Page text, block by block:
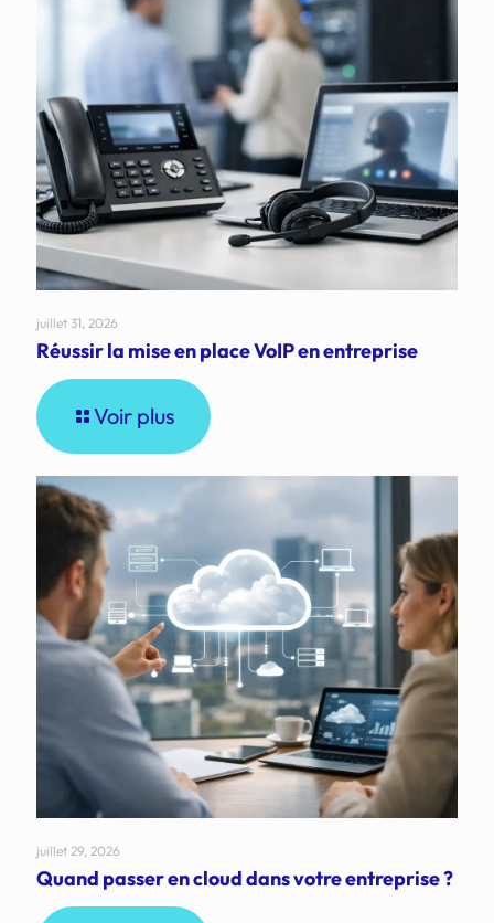
juillet 31, 2026
Réussir la mise en place VoIP en entreprise
Voir plus
juillet 29, 2026
Quand passer en cloud dans votre entreprise ?